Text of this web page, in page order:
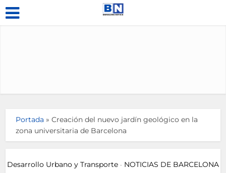
Portada »Creación del nuevo jardín geológico en la
zona universitaria de Barcelona
Desarrollo Urbano y Transporte • NOTICIAS DE BARCELONA